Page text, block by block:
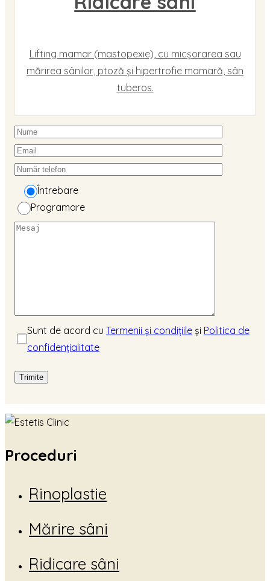
Lifting mamar (mastopexie), cu micșorarea sau
mărirea sânilor, ptoză și hipertrofie mamară, sân
tuberos.
Întrebare
Programare
Sunt de acord cu Termenii și condițiileși Politica de
confidențialitate
Proceduri
Rinoplastie
Mărire sâni
Ridicare sâni